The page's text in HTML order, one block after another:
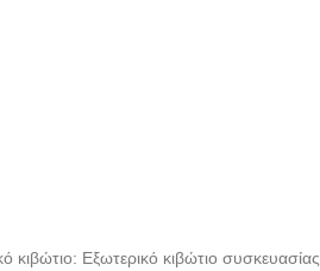
κιβώτιο: Εξωτερικό κιβώτιο συσκευασίας